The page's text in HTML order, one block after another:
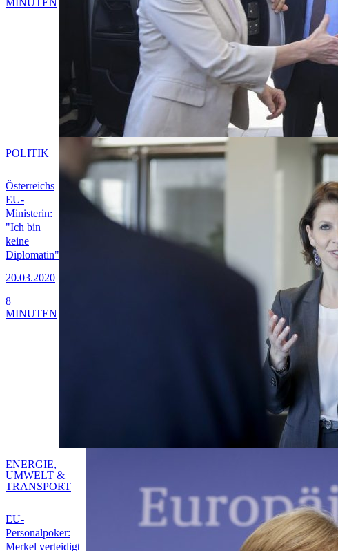
Österreichs
EU-
Ministerin:
"Ich bin
keine
Diplomatin"
20.03.2020
POLITIK
8
MINUTEN
EU-
Personalpoker:
Merkel verteidigt
ENERGIE,
UMWELT &
TRANSPORT